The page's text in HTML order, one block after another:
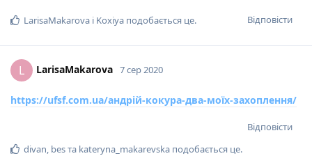
Відповісти
LarisaMakarova і Koxiya подобається це.
L LarisaMakarova 7 сер 2020
https://ufsf.com.ua/андрій-кокура-два-моїх-захоплення/
Відповісти
divan, besта kateryna_makarevska подобається це.